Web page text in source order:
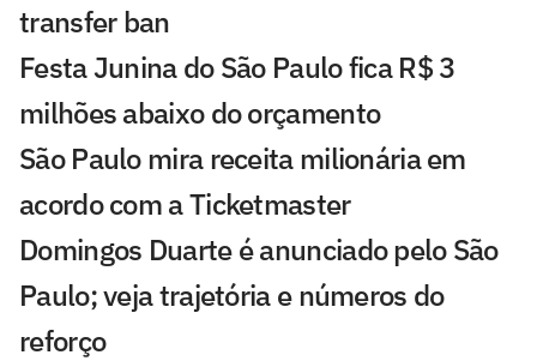
transfer ban
Festa Junina do São Paulo fica R$ 3
milhões abaixo do orçamento
São Paulo mira receita milionária em
acordo com a Ticketmaster
Domingos Duarte é anunciado pelo São
Paulo; veja trajetória e números do
reforço